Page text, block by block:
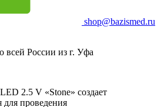
shop@bazismed.ru
всей России из г. Уфа
2.5 V «Stone» создает
для проведения